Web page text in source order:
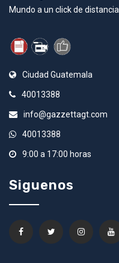
Mundo a un click de distancia
Ciudad Guatemala
40013388
info@gazzettagt.com
40013388
9:00 a 17:00 horas
Siguenos